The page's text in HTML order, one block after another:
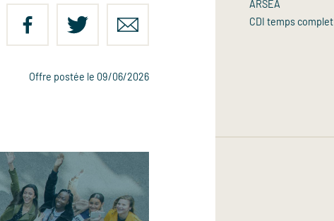
Offre postée le 09/06/2026
ARSEA
CDI temps complet